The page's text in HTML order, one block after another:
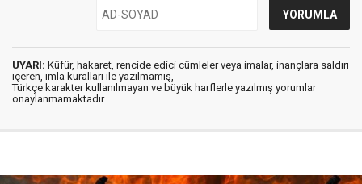
UYARI: Küfür, hakaret, rencide edici cümleler veya imalar, inançlara saldırı
içeren, imla kuralları ile yazılmamış,
Türkçe karakter kullanılmayan ve büyük harflerle yazılmış yorumlar
onaylanmamaktadır.